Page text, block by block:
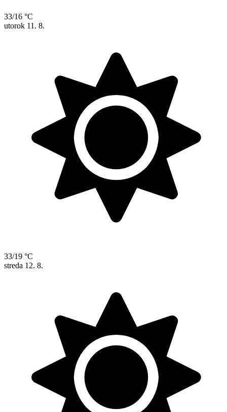
33/16 °C
utorok 11. 8.
33/19 °C
streda 12. 8.